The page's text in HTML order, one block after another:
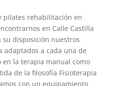
pilates rehabilitación en
en Calle Castilla
su disposición nuestros
adaptados a cada una de
en la terapia manual como
de la filosofía Fisioterapia
con un equipamiento